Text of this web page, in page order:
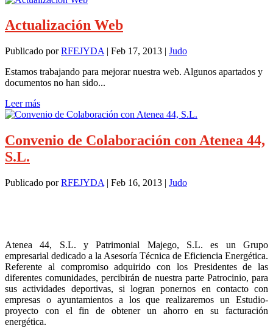
Actualización Web
Publicado porRFEJYDA | Feb 17, 2013 | Judo
Estamos trabajando para mejorar nuestra web. Algunos apartados y
documentos no han sido...
Leer más
Convenio de Colaboración con Atenea 44,
S.L.
Publicado porRFEJYDA | Feb 16, 2013 | Judo
Atenea 44, S.L. y Patrimonial Majego, S.L. es un Grupo
empresarial dedicado a la Asesoría Técnica de Eficiencia Energética.
Referente al compromiso adquirido con los Presidentes de las
diferentes comunidades, percibirán de nuestra parte Patrocinio, para
sus actividades deportivas, si logran ponernos en contacto con
empresas o ayuntamientos a los que realizaremos un Estudio-
proyecto con el fin de obtener un ahorro en su facturación
energética.